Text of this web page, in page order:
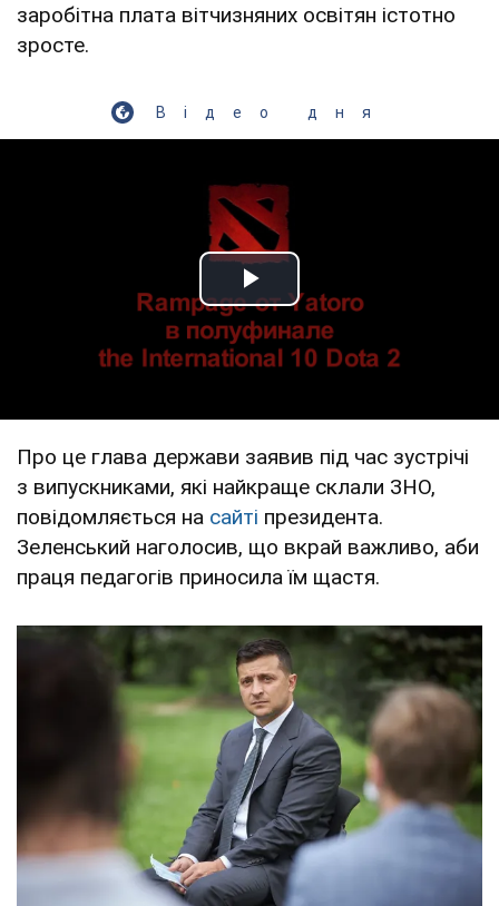
заробітна плата вітчизняних освітян істотно
зросте.
Відео дня
Play Video
Про це глава держави заявив під час зустрічі
з випускниками, які найкраще склали ЗНО,
повідомляється на сайті президента.
Зеленський наголосив, що вкрай важливо, аби
праця педагогів приносила їм щастя.